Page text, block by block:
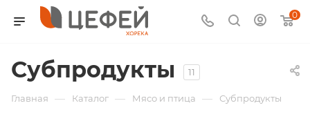
0
Субпродукты 11
Главная — Каталог — Мясо и птица — Субпродукты